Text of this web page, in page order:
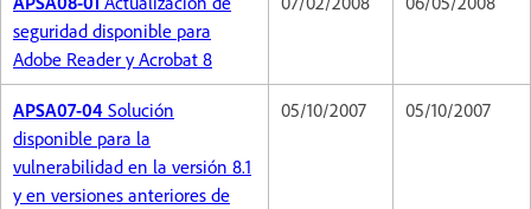
seguridad disponible para
Adobe Reader y Acrobat 8
APSA07-04 Solución
disponible para la
vulnerabilidad en la versión 8.1
y en versiones anteriores de
05/10/2007 05/10/2007